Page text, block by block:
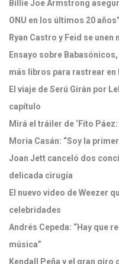
Billie Joe Armstrong
ONU en los últimos 20 años”
Ryan Castro y Feid se unen
Ensayo sobre
más libros para rastrear en
El viaje de Serú Girán por
capítulo
Mirá el tráiler de ‘Fito
Moria Casán: “Soy la
Joan Jett canceló dos
delicada cirugía
El nuevo video de Weezer
celebridades
Andrés Cepeda: “Hay que
música”
Kendall Peña y el gran